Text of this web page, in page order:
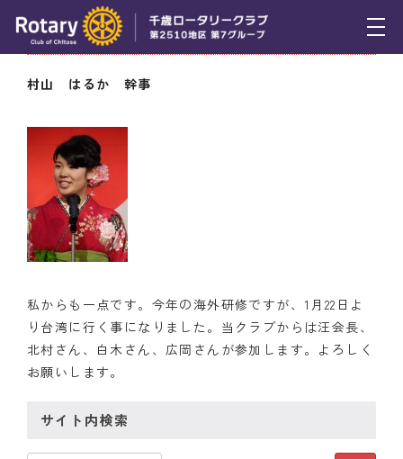
トピックス
活動報告
理事会報告
スケジュール
木曜会
組織図
1月7日（木） 千歳ＲＡＣ幹事報告
村山 はるか 幹事
私からも一点です。今年の海外研修ですが、1月22日よ
り台湾に行く事になりました。当クラブからは汪会長、
北村さん、白木さん、広岡さんが参加します。よろしく
お願いします。
サイト内検索